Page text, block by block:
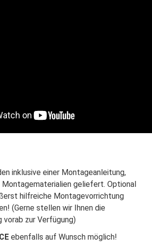
inklusive einer Montageanleitung,
geliefert. Optional
hilfreiche Montagevorrichtung
(Gerne stellen wir Ihnen die
vorab zur Verfügung)
ebenfalls auf Wunsch möglich!